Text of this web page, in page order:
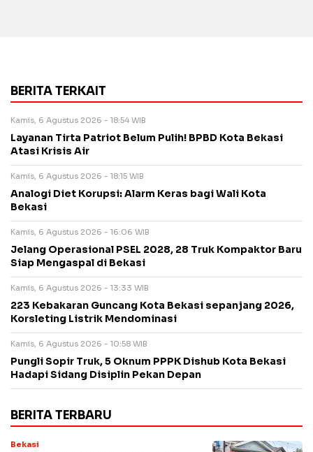
BERITA TERKAIT
Kamis, 6 Agustus 2026 - 18:54 WIB
Layanan Tirta Patriot Belum Pulih! BPBD Kota Bekasi
Atasi Krisis Air
Kamis, 6 Agustus 2026 - 18:15 WIB
Analogi Diet Korupsi: Alarm Keras bagi Wali Kota
Bekasi
Kamis, 6 Agustus 2026 - 16:06 WIB
Jelang Operasional PSEL 2028, 28 Truk Kompaktor Baru
Siap Mengaspal di Bekasi
Kamis, 6 Agustus 2026 - 13:33 WIB
223 Kebakaran Guncang Kota Bekasi sepanjang 2026,
Korsleting Listrik Mendominasi
Kamis, 6 Agustus 2026 - 10:58 WIB
Pungli Sopir Truk, 5 Oknum PPPK Dishub Kota Bekasi
Hadapi Sidang Disiplin Pekan Depan
BERITA TERBARU
Bekasi